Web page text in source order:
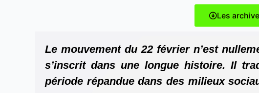
Les
Le mouvement du 22 février n’est
s’inscrit dans une longue histoire. Il
période répandue dans des milieux